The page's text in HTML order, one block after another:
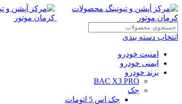
انتخاب دسته بندی
امنیت خودرو
ایمنی خودرو
برند خودرو
BAC X3 PRO
جک
جک اس 5 اتومات